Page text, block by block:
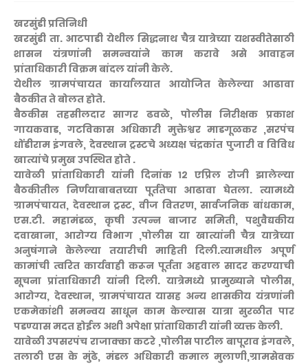
खरसुंडी प्रतिनिधी
खरसुंडी ता. आटपाडी येथील सिद्धनाथ चैत्र यात्रेच्या यशस्वीतेसाठी
शासन यंत्रणांनी समन्वयांने काम करावे असे आवाहन
प्रांताधिकारी विक्रम बांदल यांनी केले.
येथील ग्रामपंचायत कार्यालयात आयोजित केलेल्या आढावा
बैठकीत ते बोलत होते.
बैठकीस तहसीलदार सागर ढवळे, पोलीस निरीक्षक प्रकाश
गायकवाड, गटविकास अधिकारी मुक्तेश्वर माडगूळकर ,सरपंच
धोंडीराम इंगवले, देवस्थान ट्रस्टचे अध्यक्ष चंद्रकांत पुजारी व विविध
खात्यांचे प्रमुख उपस्थित होते .
यावेळी प्रांताधिकारी यांनी दिनांक १२ एप्रिल रोजी झालेल्या
बैठकीतील निर्णयाबाबतच्या पूर्ततेचा आढावा घेतला. त्यामध्ये
ग्रामपंचायत, देवस्थान ट्रस्ट, वीज वितरण, सार्वजनिक बांधकाम,
एस.टी. महामंडळ, कृषी उत्पन्न बाजार समिती, पशुवैद्यकीय
दवाखाना, आरोग्य विभाग ,पोलीस या खात्यांनी चैत्र यात्रेच्या
अनुषंगाने केलेल्या तयारीची माहिती दिली.त्यामधील अपूर्ण
कामांची त्वरित कार्यवाही करून पूर्तता अहवाल सादर करण्याची
सूचना प्रांताधिकारी यांनी दिली. यात्रेमध्ये प्रामुख्याने पोलीस,
आरोग्य, देवस्थान, ग्रामपंचायत यासह अन्य शासकीय यंत्रणांनी
एकमेकांशी समन्वय साधून काम केल्यास यात्रा सुरळीत पार
पडण्यास मदत होईल अशी अपेक्षा प्रांताधिकारी यांनी व्यक्त केली.
यावेळी उपसरपंच राजाक्का कटरे ,पोलीस पाटील बापूराव इंगवले,
तलाठी एस के मुंढे, मंडल अधिकारी कमाल मुलाणी,ग्रामसेवक